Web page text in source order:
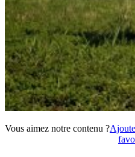
Vous aimez notre contenu ?